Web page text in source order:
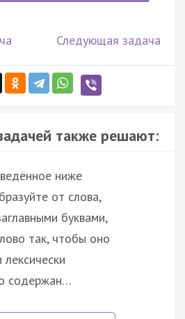
Следующая задача
также решают:
ниже
от слова,
буквами,
так, чтобы оно
содержан…